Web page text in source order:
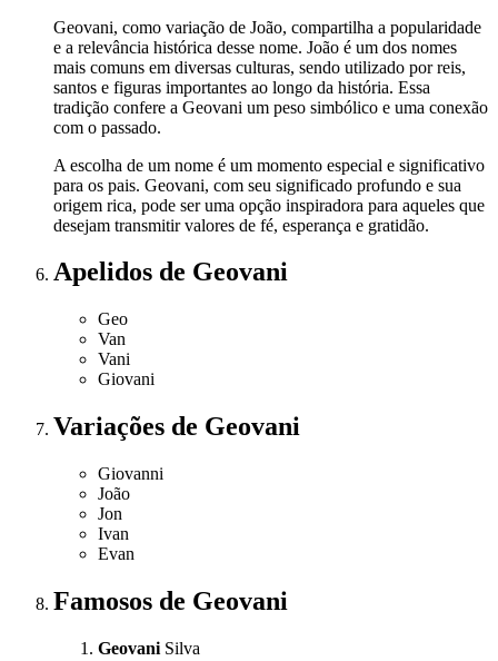
Geovani, como variação de João, compartilha a popularidade
e a relevância histórica desse nome. João é um dos nomes
mais comuns em diversas culturas, sendo utilizado por reis,
santos e figuras importantes ao longo da história. Essa
tradição confere a Geovani um peso simbólico e uma conexão
com o passado.
A escolha de um nome é um momento especial e significativo
para os pais. Geovani, com seu significado profundo e sua
origem rica, pode ser uma opção inspiradora para aqueles que
desejam transmitir valores de fé, esperança e gratidão.
Apelidos de Geovani
Geo
Van
Vani
Giovani
Variações de Geovani
Giovanni
João
Jon
Ivan
Evan
Famosos de Geovani
Geovani Silva